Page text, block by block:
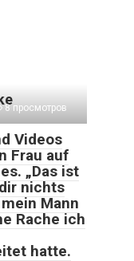
8 просмотров
Videos
Frau auf
„Das ist
nichts
Mann
Rache ich
hatte.